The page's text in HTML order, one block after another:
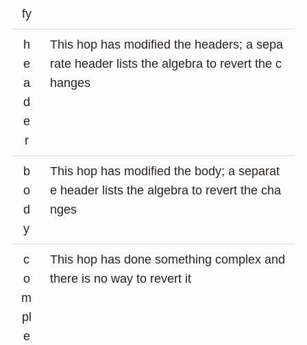
fy
h
e
a
d
e
r
This hop has modified the headers; a sepa
rate header lists the algebra to revert the c
hanges
b
o
d
y
This hop has modified the body; a separat
e header lists the algebra to revert the cha
nges
c
o
m
pl
e
This hop has done something complex and
there is no way to revert it